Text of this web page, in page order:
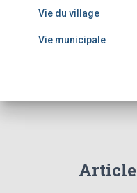
Vie du village
Vie municipale